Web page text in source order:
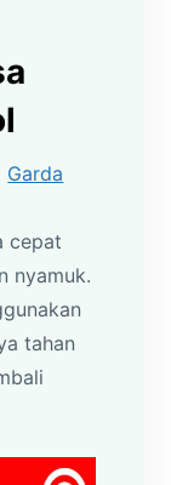
Garda
cepat
nyamuk.
tahan